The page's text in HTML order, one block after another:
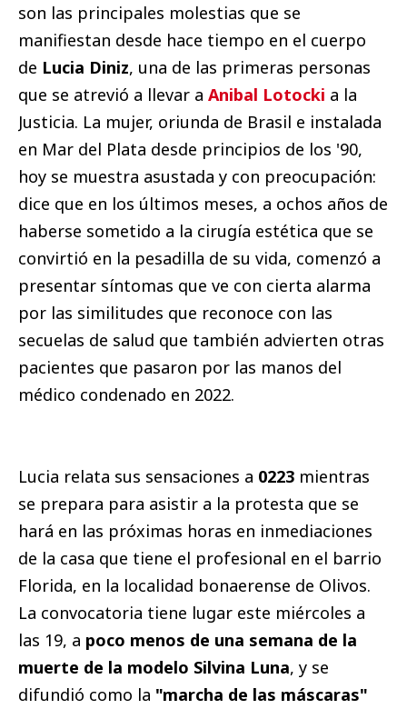
son las principales molestias que se
manifiestan desde hace tiempo en el cuerpo
de Lucia Diniz, una de las primeras personas
que se atrevió a llevar a Anibal Lotocki a la
Justicia. La mujer, oriunda de Brasil e instalada
en Mar del Plata desde principios de los '90,
hoy se muestra asustada y con preocupación:
dice que en los últimos meses, a ochos años de
haberse sometido a la cirugía estética que se
convirtió en la pesadilla de su vida, comenzó a
presentar síntomas que ve con cierta alarma
por las similitudes que reconoce con las
secuelas de salud que también advierten otras
pacientes que pasaron por las manos del
médico condenado en 2022.
Lucia relata sus sensaciones a 0223 mientras
se prepara para asistir a la protesta que se
hará en las próximas horas en inmediaciones
de la casa que tiene el profesional en el barrio
Florida, en la localidad bonaerense de Olivos.
La convocatoria tiene lugar este miércoles a
las 19, a poco menos de una semana de la
muerte de la modelo Silvina Luna, y se
difundió como la "marcha de las máscaras"